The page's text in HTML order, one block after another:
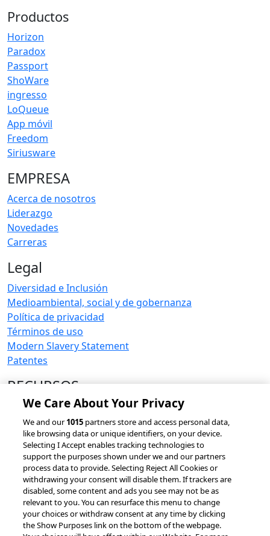
Productos
Horizon
Paradox
Passport
ShoWare
ingresso
LoQueue
App móvil
Freedom
Siriusware
EMPRESA
Acerca de nosotros
Liderazgo
Novedades
Carreras
Legal
Diversidad e Inclusión
Medioambiental, social y de gobernanza
Política de privacidad
Términos de uso
Modern Slavery Statement
Patentes
RECURSOS
Historias de éxito de clientes
accesso Events
Asociaciones e integraciones
Todos los derechos reservados.
Política de cookies
Configuración de cookies
We Care About Your Privacy
We and our1015 partners store and access personal data,
like browsing data or unique identifiers, on your device.
Selecting I Accept enables tracking technologies to
support the purposes shown under we and our partners
process data to provide. Selecting Reject All Cookies or
withdrawing your consent will disable them. If trackers are
disabled, some content and ads you see may not be as
relevant to you. You can resurface this menu to change
your choices or withdraw consent at any time by clicking
the Show Purposes link on the bottom of the webpage.